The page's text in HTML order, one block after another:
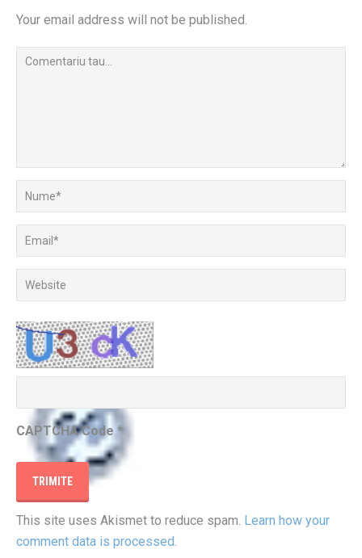
Your email address will not be published.
CAPTCHA Code *
This site uses Akismet to reduce spam. Learn how your
comment data is processed.